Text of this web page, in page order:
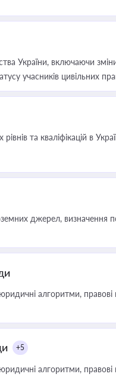
України, включаючи
учасників цивільних
та кваліфікацій в
джерел, визначення
алгоритми,
+5
алгоритми,